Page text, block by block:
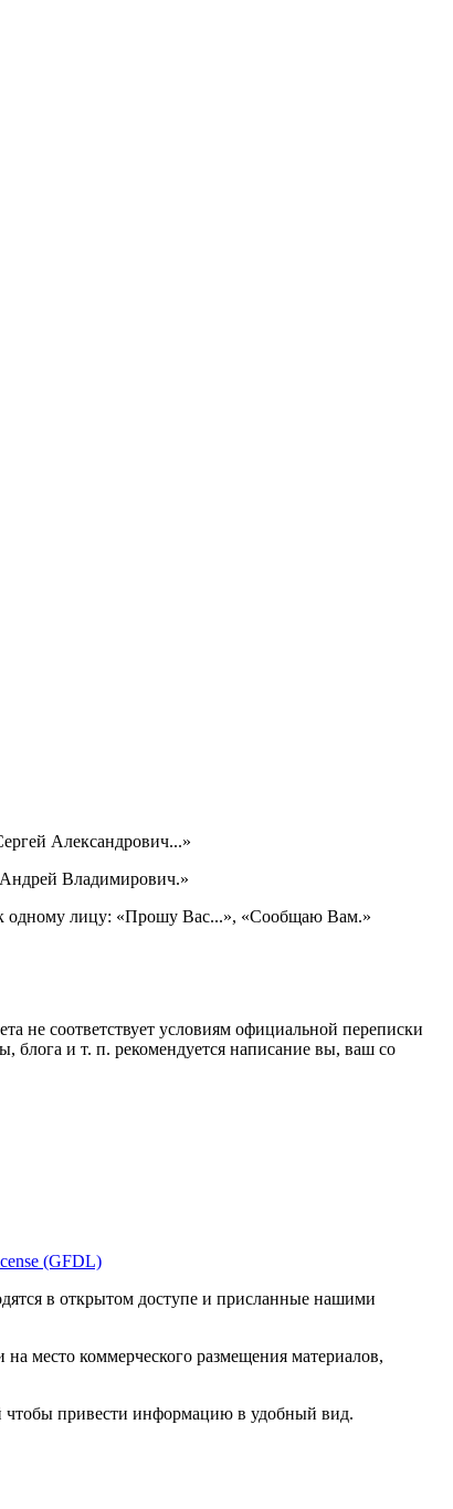
Александрович...»
Владимирович.»
одному лицу: «Прошу Вас...», «Сообщаю Вам.»
не соответствует условиям официальной переписки
и т. п. рекомендуется написание вы, ваш со
(GFDL)
в открытом доступе и присланные нашими
место коммерческого размещения материалов,
чтобы привести информацию в удобный вид.